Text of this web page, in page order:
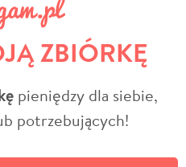
ZBIÓRKĘ
pieniędzy dla siebie,
potrzebujących!